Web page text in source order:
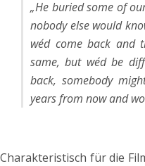
„He buried some of
nobody else would
we´d come back and
same, but we´d be
back, somebody
years from now and
Charakteristisch für die